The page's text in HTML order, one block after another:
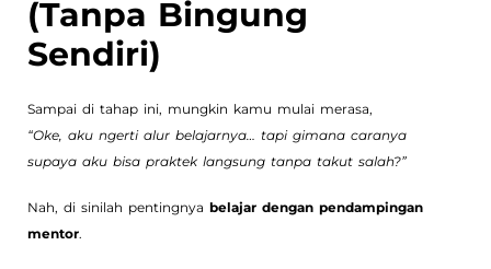
(Tanpa Bingung
Sendiri)
Sampai di tahap ini, mungkin kamu mulai merasa,
“Oke, aku ngerti alur belajarnya… tapi gimana caranya
supaya aku bisa praktek langsung tanpa takut salah?”
Nah, di sinilah pentingnya belajar dengan pendampingan
mentor.